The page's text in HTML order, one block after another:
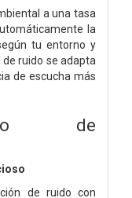
a una tasa
la
tu entorno y
ruido se adapta
de escucha más
de
de ruido con